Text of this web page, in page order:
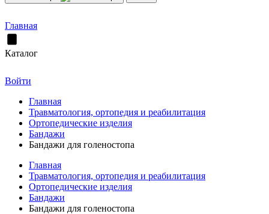
Главная
Каталог
Войти
Главная
Травматология, ортопедия и реабилитация
Ортопедические изделия
Бандажи
Бандажи для голеностопа
Главная
Травматология, ортопедия и реабилитация
Ортопедические изделия
Бандажи
Бандажи для голеностопа